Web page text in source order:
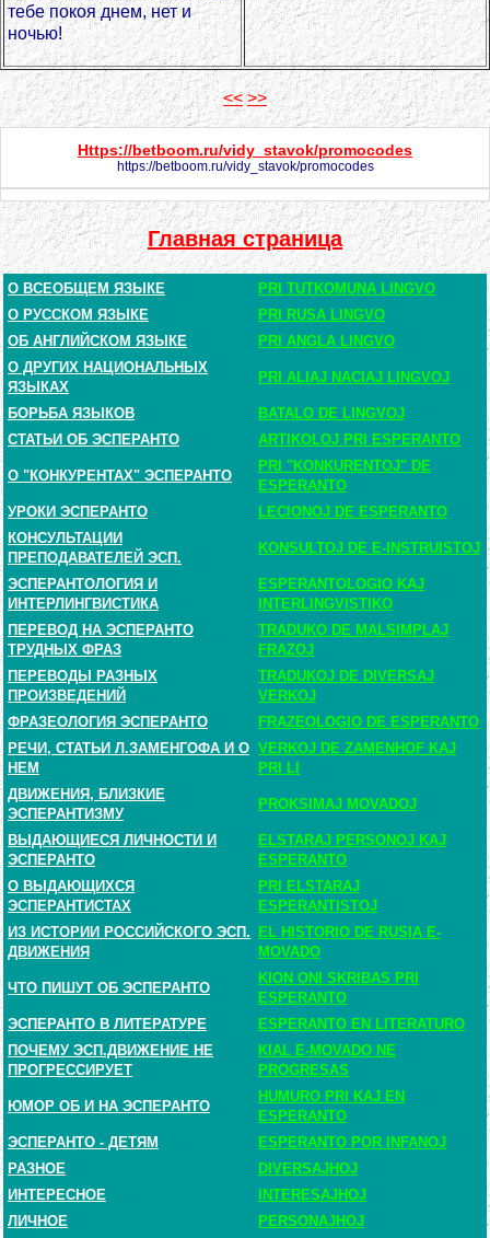
тебе покоя днем, нет и
ночью!
<< >>
Https://betboom.ru/vidy_stavok/promocodes
https://betboom.ru/vidy_stavok/promocodes
Главная страница
О ВСЕОБЩЕМ ЯЗЫКЕ
PRI TUTKOMUNA LINGVO
О РУССКОМ ЯЗЫКЕ
PRI RUSA LINGVO
ОБ АНГЛИЙСКОМ ЯЗЫКЕ
PRI ANGLA LINGVO
О ДРУГИХ НАЦИОНАЛЬНЫХ
ЯЗЫКАХ
PRI ALIAJ NACIAJ LINGVOJ
БОРЬБА ЯЗЫКОВ
BATALO DE LINGVOJ
СТАТЬИ ОБ ЭСПЕРАНТО
ARTIKOLOJ PRI ESPERANTO
О "КОНКУРЕНТАХ" ЭСПЕРАНТО
PRI "KONKURENTOJ" DE
ESPERANTO
УРОКИ ЭСПЕРАНТО
LECIONOJ DE ESPERANTO
КОНСУЛЬТАЦИИ
ПРЕПОДАВАТЕЛЕЙ ЭСП.
KONSULTOJ DE E-INSTRUISTOJ
ЭСПЕРАНТОЛОГИЯ И
ИНТЕРЛИНГВИСТИКА
ESPERANTOLOGIO KAJ
INTERLINGVISTIKO
ПЕРЕВОД НА ЭСПЕРАНТО
ТРУДНЫХ ФРАЗ
TRADUKO DE MALSIMPLAJ
FRAZOJ
ПЕРЕВОДЫ РАЗНЫХ
ПРОИЗВЕДЕНИЙ
TRADUKOJ DE DIVERSAJ
VERKOJ
ФРАЗЕОЛОГИЯ ЭСПЕРАНТО
FRAZEOLOGIO DE ESPERANTO
РЕЧИ, СТАТЬИ Л.ЗАМЕНГОФА И О
НЕМ
VERKOJ DE ZAMENHOF KAJ
PRI LI
ДВИЖЕНИЯ, БЛИЗКИЕ
ЭСПЕРАНТИЗМУ
PROKSIMAJ MOVADOJ
ВЫДАЮЩИЕСЯ ЛИЧНОСТИ И
ЭСПЕРАНТО
ELSTARAJ PERSONOJ KAJ
ESPERANTO
О ВЫДАЮЩИХСЯ
ЭСПЕРАНТИСТАХ
PRI ELSTARAJ
ESPERANTISTOJ
ИЗ ИСТОРИИ РОССИЙСКОГО ЭСП.
ДВИЖЕНИЯ
EL HISTORIO DE RUSIA E-
MOVADO
ЧТО ПИШУТ ОБ ЭСПЕРАНТО
KION ONI SKRIBAS PRI
ESPERANTO
ЭСПЕРАНТО В ЛИТЕРАТУРЕ
ESPERANTO EN LITERATURO
ПОЧЕМУ ЭСП.ДВИЖЕНИЕ НЕ
ПРОГРЕССИРУЕТ
KIAL E-MOVADO NE
PROGRESAS
ЮМОР ОБ И НА ЭСПЕРАНТО
HUMURO PRI KAJ EN
ESPERANTO
ЭСПЕРАНТО - ДЕТЯМ
ESPERANTO POR INFANOJ
РАЗНОЕ
DIVERSAJHOJ
ИНТЕРЕСНОЕ
INTERESAJHOJ
ЛИЧНОЕ
PERSONAJHOJ